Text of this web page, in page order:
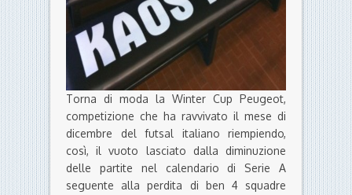
Torna di moda la Winter Cup Peugeot,
competizione che ha ravvivato il mese di
dicembre del futsal italiano riempiendo,
così, il vuoto lasciato dalla diminuzione
delle partite nel calendario di Serie A
seguente alla perdita di ben 4 squadre